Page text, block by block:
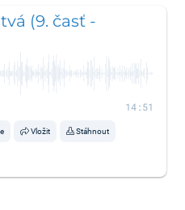
(9. časť -
14:51
Vložit Stáhnout